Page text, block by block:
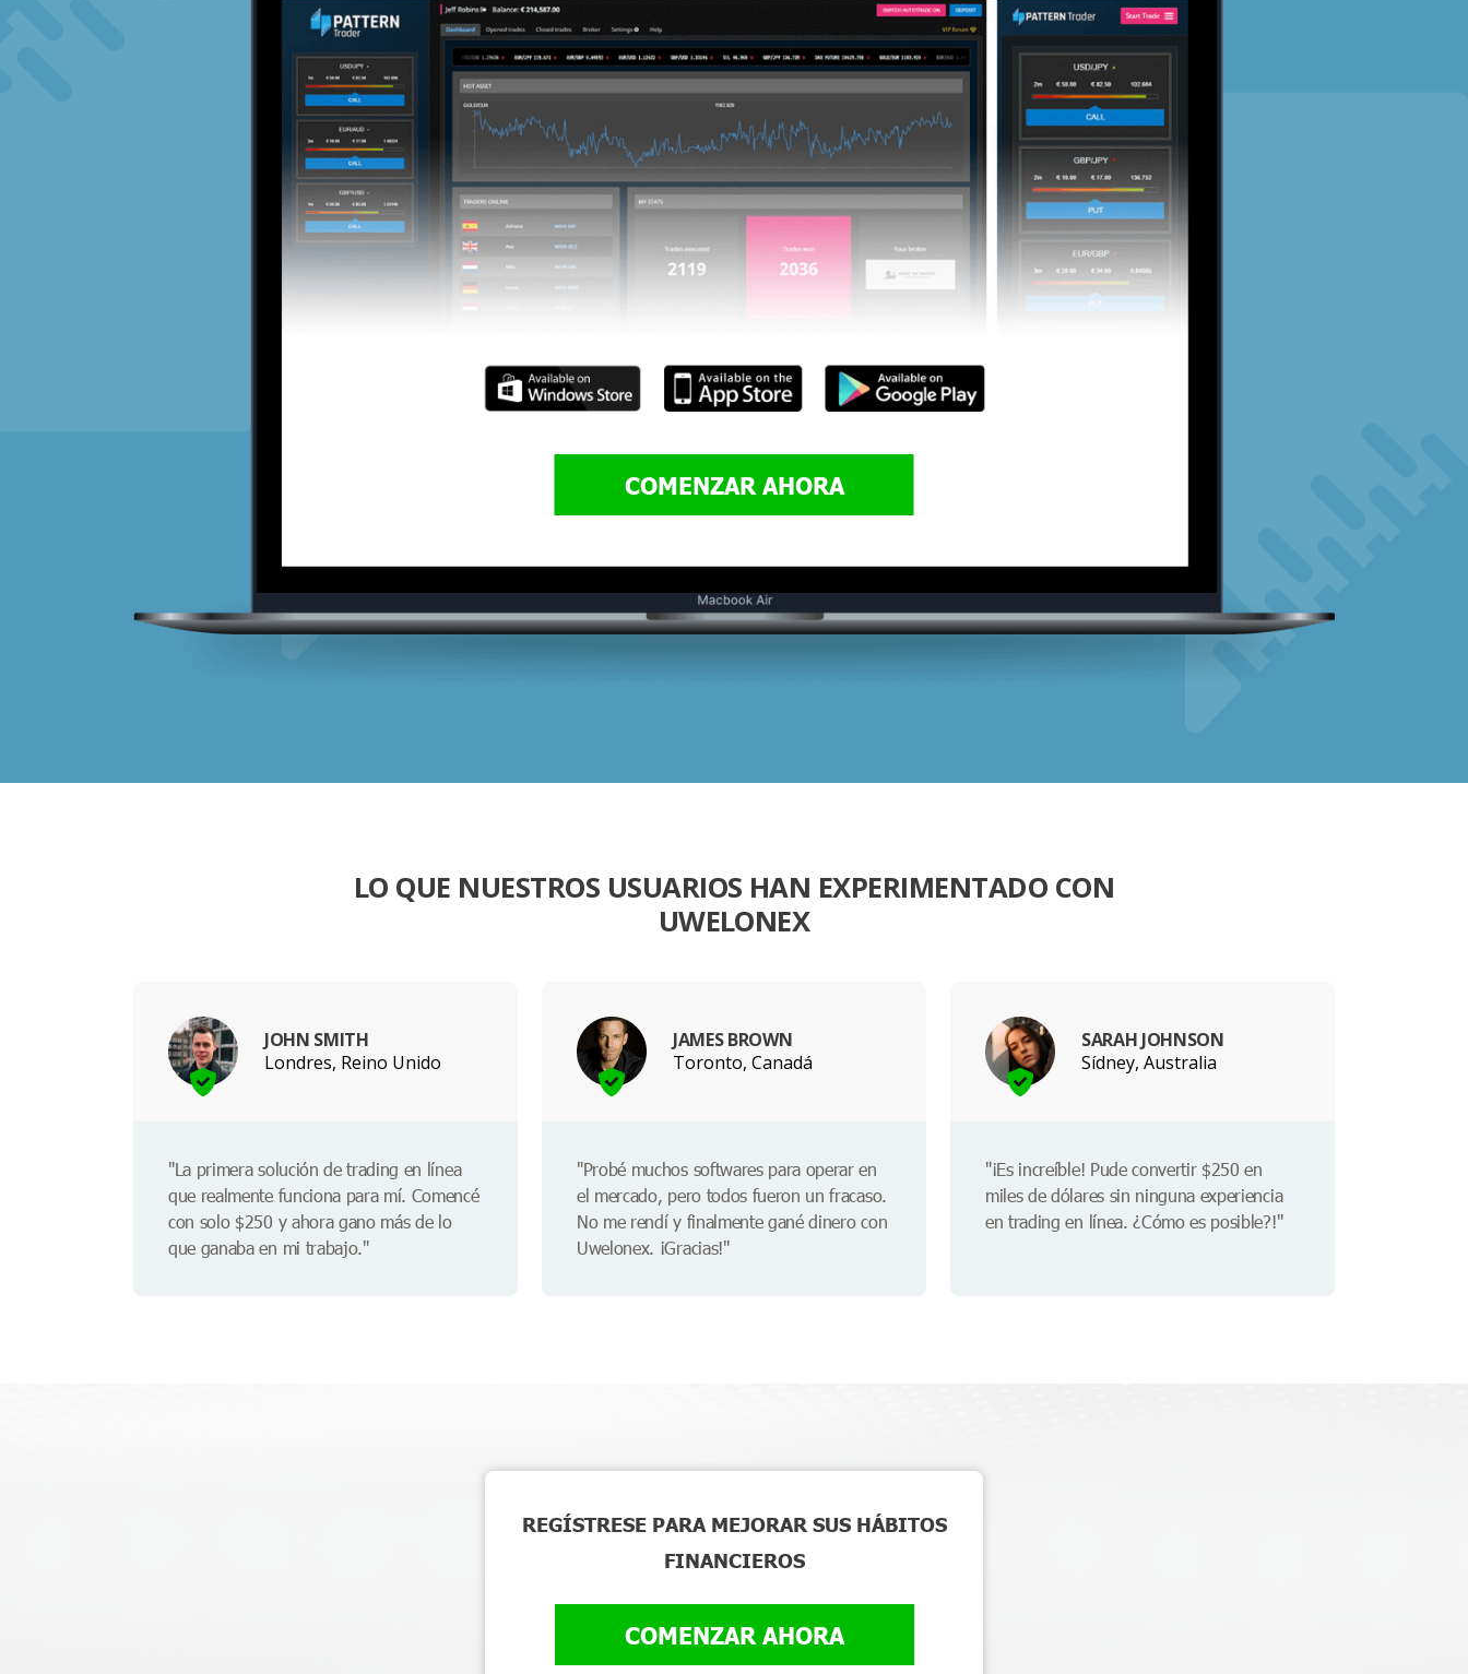
COMENZAR AHORA
LO QUE NUESTROS USUARIOS HAN EXPERIMENTADO CON
UWELONEX
JOHN SMITH
Londres, Reino Unido
"La primera solución de trading en línea
que realmente funciona para mí. Comencé
con solo $250 y ahora gano más de lo
que ganaba en mi trabajo."
JAMES BROWN
Toronto, Canadá
"Probé muchos softwares para operar en
el mercado, pero todos fueron un fracaso.
No me rendí y finalmente gané dinero con
Uwelonex. ¡Gracias!"
SARAH JOHNSON
Sídney, Australia
"¡Es increíble! Pude convertir $250 en
miles de dólares sin ninguna experiencia
en trading en línea. ¿Cómo es posible?!"
REGÍSTRESE PARA MEJORAR SUS HÁBITOS
FINANCIEROS
COMENZAR AHORA